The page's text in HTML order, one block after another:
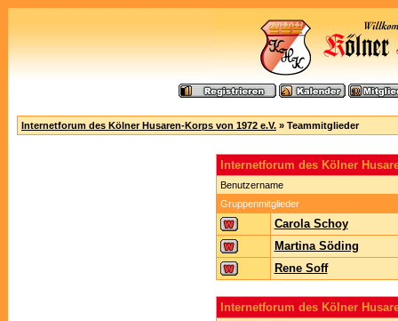
Internetforum des Kölner Husaren-Korps von 1972 e.V. » Teammitglieder
Internetforum des Kölner
Benutzername
Gruppenmitglieder
Carola Schoy
Martina Söding
Rene Soff
Internetforum des Kölner